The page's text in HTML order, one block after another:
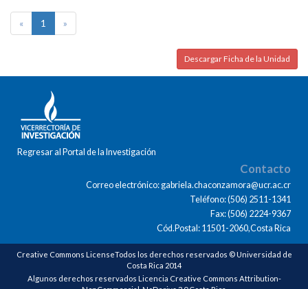
« 1 »
Descargar Ficha de la Unidad
Regresar al Portal de la Investigación
Contacto
Correo electrónico: gabriela.chaconzamora@ucr.ac.cr
Teléfono: (506) 2511-1341
Fax: (506) 2224-9367
Cód.Postal: 11501-2060,Costa Rica
Creative Commons LicenseTodos los derechos reservados © Universidad de
Costa Rica 2014
Algunos derechos reservados Licencia Creative Commons Attribution-